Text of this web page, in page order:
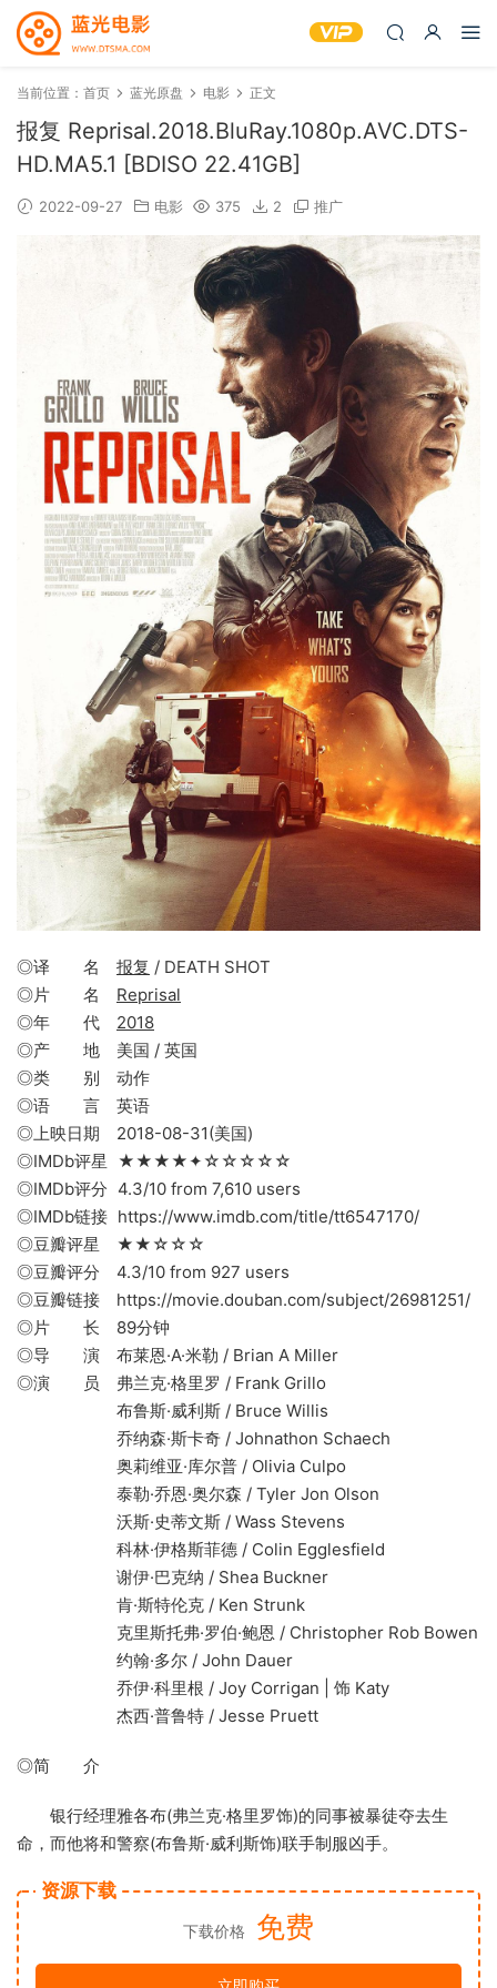
当前位置： 首页 蓝光原盘 电影 正文
报复 Reprisal.2018.BluRay.1080p.AVC.DTS-
HD.MA5.1 [BDISO 22.41GB]
2022-09-27 电影 375 2 推广
◎译 名 报复 / DEATH SHOT
◎片 名 Reprisal
◎年 代 2018
◎产 地 美国 / 英国
◎类 别 动作
◎语 言 英语
◎上映日期 2018-08-31(美国)
◎IMDb评星 ★★★★✦☆☆☆☆☆
◎IMDb评分 4.3/10 from 7,610 users
◎IMDb链接 https://www.imdb.com/title/tt6547170/
◎豆瓣评星 ★★☆☆☆
◎豆瓣评分 4.3/10 from 927 users
◎豆瓣链接 https://movie.douban.com/subject/26981251/
◎片 长 89分钟
◎导 演 布莱恩·A·米勒 / Brian A Miller
◎演 员 弗兰克·格里罗 / Frank Grillo
布鲁斯·威利斯 / Bruce Willis
乔纳森·斯卡奇 / Johnathon Schaech
奥莉维亚·库尔普 / Olivia Culpo
泰勒·乔恩·奥尔森 / Tyler Jon Olson
沃斯·史蒂文斯 / Wass Stevens
科林·伊格斯菲德 / Colin Egglesfield
谢伊·巴克纳 / Shea Buckner
肯·斯特伦克 / Ken Strunk
克里斯托弗·罗伯·鲍恩 / Christopher Rob Bowen
约翰·多尔 / John Dauer
乔伊·科里根 / Joy Corrigan | 饰 Katy
杰西·普鲁特 / Jesse Pruett
◎简 介
银行经理雅各布(弗兰克·格里罗饰)的同事被暴徒夺去生
命，而他将和警察(布鲁斯·威利斯饰)联手制服凶手。
资源下载
下载价格 免费